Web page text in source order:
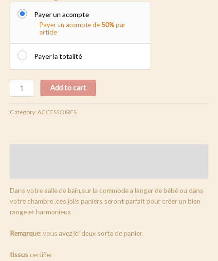
Payer un acompte
Payer un acompte de 50%par
article
Payer la totalité
Add to cart
Category: ACCESSOIRES
Dans votre salle de bain,sur la commode a langer de bébé ou dans
votre chambre ,ces jolis paniers seront parfait pour créer un bien
range et harmonieux
Remarque: vous avez ici deux sorte de panier
tissus certifier